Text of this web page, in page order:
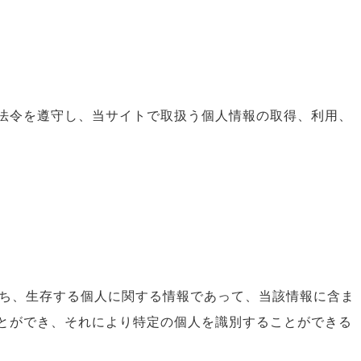
を遵守し、当サイトで取扱う個人情報の取得、利用、
生存する個人に関する情報であって、当該情報に含ま
でき、それにより特定の個人を識別することができる